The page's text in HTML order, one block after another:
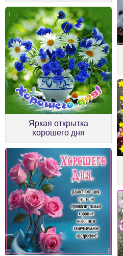
Яркая открытка
хорошего дня